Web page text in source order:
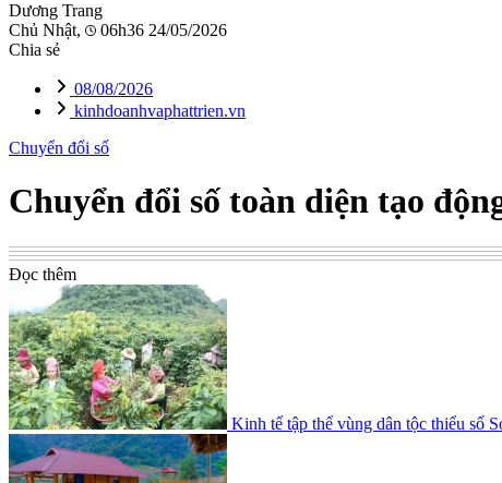
Dương Trang
Chủ Nhật,
06h36 24/05/2026
Chia sẻ
08/08/2026
kinhdoanhvaphattrien.vn
Chuyển đổi số
Chuyển đổi số toàn diện tạo
Đọc thêm
Kinh tế tập thể vùng dân tộc thiểu số